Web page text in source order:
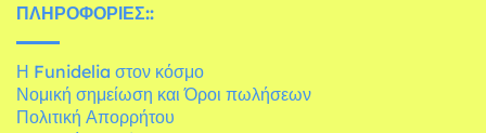
ΠΛΗΡΟΦΟΡΊΕΣ::
Η Funidelia στον κόσμο
Νομική σημείωση και Όροι πωλήσεων
Πολιτική Απορρήτου